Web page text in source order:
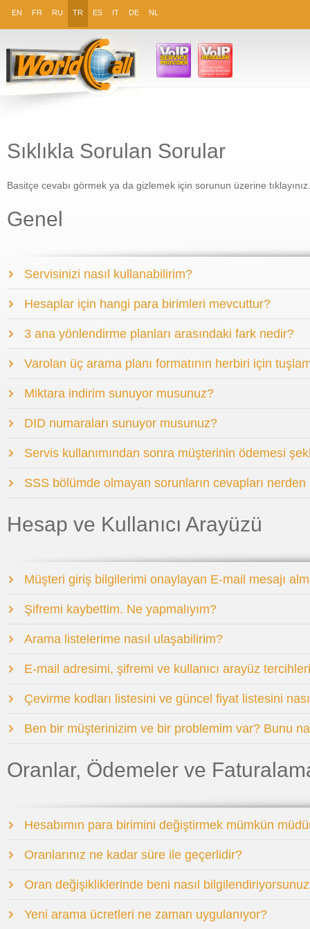
EN FR RU TR ES IT DE NL
Sıklıkla Sorulan Sorular
Basitçe cevabı görmek ya da gizlemek için sorunun üzerine tıklayınız.
Genel
Servisinizi nasıl kullanabilirim?
Hesaplar için hangi para birimleri mevcuttur?
3 ana yönlendirme planları arasındaki fark nedir?
Varolan üç arama planı formatının herbiri için
Miktara indirim sunuyor musunuz?
DID numaraları sunuyor musunuz?
Servis kullanımından sonra müşterinin ödemesi
SSS bölümde olmayan sorunların cevapları nerden
Hesap ve Kullanıcı Arayüzü
Müşteri giriş bilgilerimi onaylayan E-mail mesajı
Şifremi kaybettim. Ne yapmalıyım?
Arama listelerime nasıl ulaşabilirim?
E-mail adresimi, şifremi ve kullanıcı arayüz
Çevirme kodları listesini ve güncel fiyat listesini
Ben bir müşterinizim ve bir problemim var? Bunu
Oranlar, Ödemeler ve
Hesabımın para birimini değiştirmek mümkün
Oranlarınız ne kadar süre ile geçerlidir?
Oran değişikliklerinde beni nasıl
Yeni arama ücretleri ne zaman uygulanıyor?